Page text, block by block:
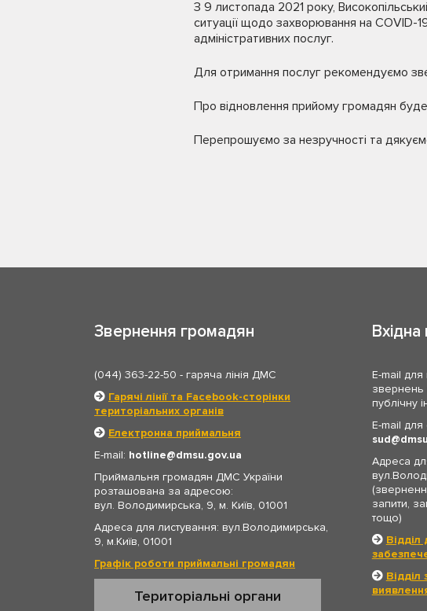
З 9 листопада 2021 року,
ситуації щодо захворювання на COVID-
адміністративних послуг.
Для отримання послуг рекомендуємо
Про відновлення прийому громадян
Перепрошуємо за незручності та
Звернення громадян
(044) 363-22-50 - гаряча лінія ДМС
Гарячі лінії та Facebook-сторінки
територіальних органів
Електронна приймальня
E-mail: hotline
dmsu.gov.ua
Приймальня громадян ДМС України
розташована за адресою:
вул. Володимирська, 9, м. Київ, 01001
Адреса для листування: вул.Володимирська,
9, м.Київ, 01001
Графік роботи приймальні громадян
Територіальні органи
E-mail для
звернень
публічну
E-mail для
sud
Адреса
запити,
тощо)
Відділ